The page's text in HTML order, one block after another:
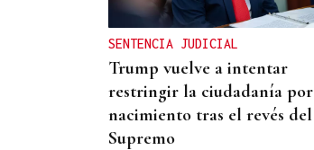
SENTENCIA JUDICIAL
Trump vuelve a intentar
restringir la ciudadanía por
nacimiento tras el revés del
Supremo